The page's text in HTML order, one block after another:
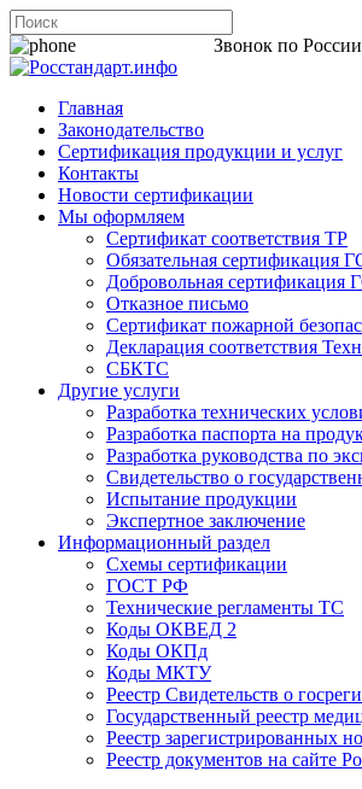
Звонок по
Главная
Законодательство
Сертификация продукции и услуг
Контакты
Новости сертификации
Мы оформляем
Сертификат соответствия ТР
Обязательная сертификация
Добровольная сертификация
Отказное письмо
Сертификат пожарной
Декларация соответствия
СБКТС
Другие услуги
Разработка технических
Разработка паспорта на
Разработка руководства по
Свидетельство о
Испытание продукции
Экспертное заключение
Информационный раздел
Схемы сертификации
ГОСТ РФ
Технические регламенты ТС
Коды ОКВЕД 2
Коды ОКПд
Коды МКТУ
Реестр Свидетельств о
Государственный реестр
Реестр зарегистрированных
Реестр документов на сайте